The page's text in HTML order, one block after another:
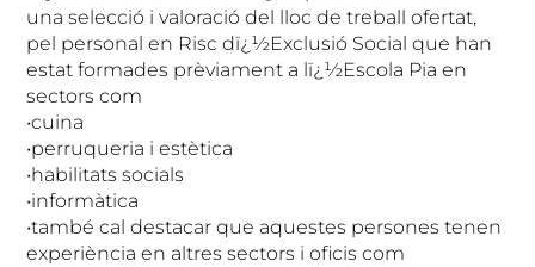
una selecció i valoració del lloc de treball ofertat,
pel personal en Risc dï¿½Exclusió Social que han
estat formades prèviament a lï¿½Escola Pia en
sectors com
•cuina
•perruqueria i estètica
•habilitats socials
•informàtica
•també cal destacar que aquestes persones tenen
experiència en altres sectors i oficis com